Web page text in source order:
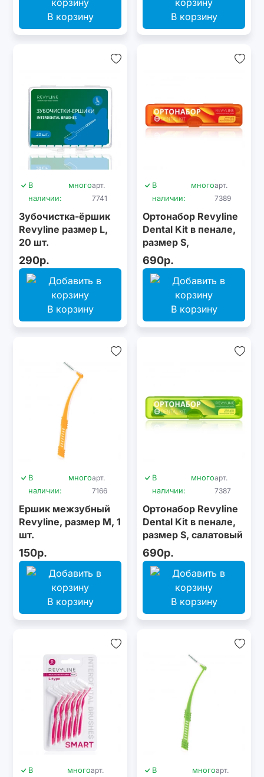
В корзину В корзину
В
наличии:
многоарт.
7741
Зубочистка-ёршик
Revyline размер L,
20 шт.
290р.
В корзину
В
наличии:
многоарт.
7389
Ортонабор Revyline
Dental Kit в пенале,
размер S,
оранжевый
690р.
В корзину
В
наличии:
многоарт.
7166
Ершик межзубный
Revyline, размер M, 1
шт.
150р.
В корзину
В
наличии:
многоарт.
7387
Ортонабор Revyline
Dental Kit в пенале,
размер S, салатовый
690р.
В корзину
В
многоарт.
В
многоарт.